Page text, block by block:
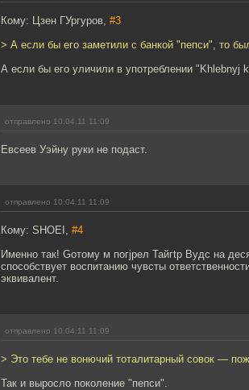
Кому: Цзен ГУргуров, #3
> А если бы его заметили с банкой "пепси", то
А если бы его уличили в употреблении
отправлено 10.04.11 11:09
Евсеев Уэйну руки не подаст.
отправлено 10.04.11 11:09
Кому: SHOEI, #4
Именно так! Gотому м погjрел Тайгtр Вудс на
способствует воспитанию чувсты
эквивалент.
отправлено 10.04.11 11:09
> Это тебе не вонючий тоталитарный совок —
Так и выросло поколение "пепси".